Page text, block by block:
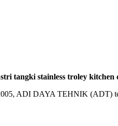
tangki stainless troley
ADI DAYA TEHNIK (ADT)